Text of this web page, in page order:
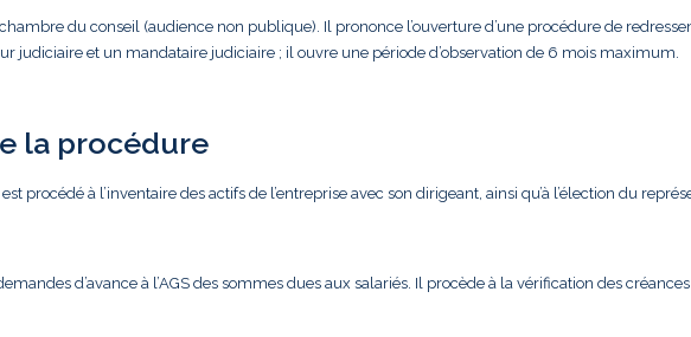
du conseil (audience non publique). Il prononce l’ouverture d’une procédure de
judiciaire et un mandataire judiciaire ; il ouvre une période d’observation de 6 mois maximum.
la procédure
procédé à l’inventaire des actifs de l’entreprise avec son dirigeant, ainsi qu’à l’élection du
d’avance à l’AGS des sommes dues aux salariés. Il procède à la vérification des